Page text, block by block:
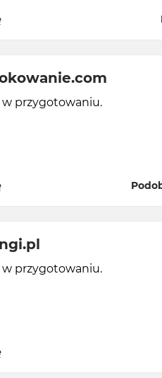
przygotowaniu.
przygotowaniu.